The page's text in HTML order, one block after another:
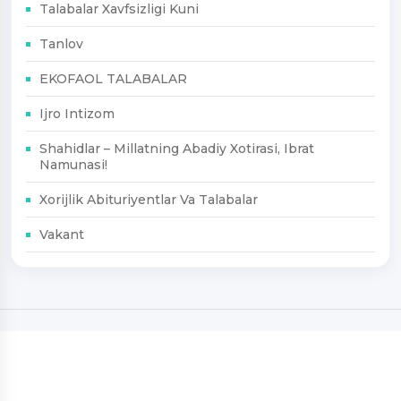
Talabalar Xavfsizligi Kuni
Tanlov
EKOFAOL TALABALAR
Ijro Intizom
Shahidlar – Millatning Abadiy Xotirasi, Ibrat
Namunasi!
Xorijlik Abituriyentlar Va Talabalar
Vakant